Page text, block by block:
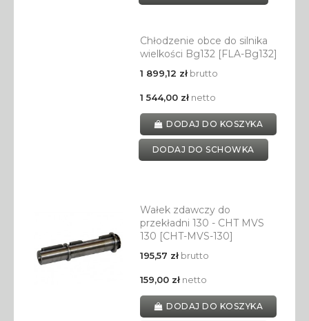
Chłodzenie obce do silnika
wielkości Bg132 [FLA-Bg132]
1 899,12 złbrutto
1 544,00 złnetto
DODAJ DO KOSZYKA
DODAJ DO SCHOWKA
Wałek zdawczy do
przekładni 130 - CHT MVS
130 [CHT-MVS-130]
195,57 złbrutto
159,00 złnetto
DODAJ DO KOSZYKA